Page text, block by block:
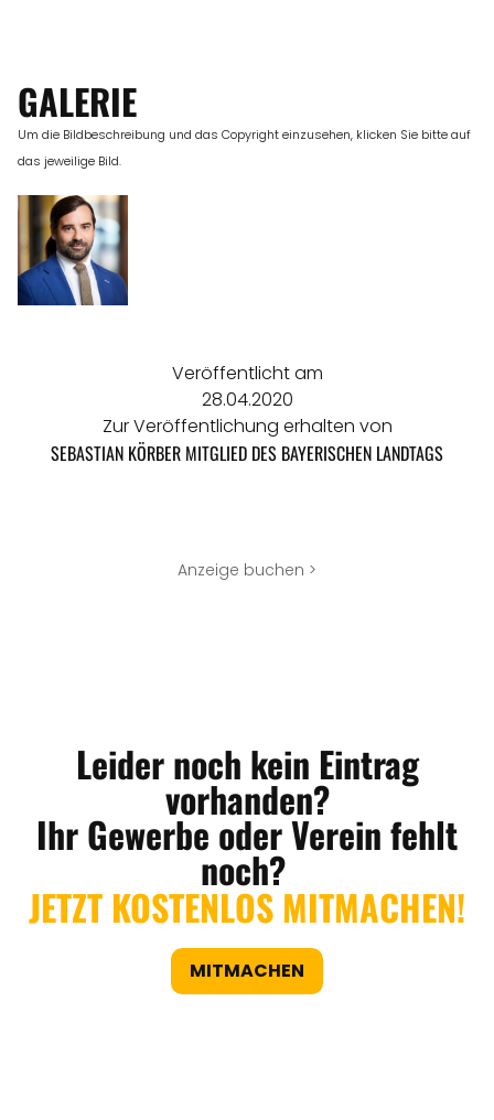
GALERIE
Um die Bildbeschreibung und das Copyright einzusehen, klicken Sie bitte auf
das jeweilige Bild.
Veröffentlicht am
28.04.2020
Zur Veröffentlichung erhalten von
SEBASTIAN KÖRBER MITGLIED DES BAYERISCHEN LANDTAGS
Anzeige buchen >
Leider noch kein Eintrag
vorhanden?
Ihr Gewerbe oder Verein fehlt
noch?
JETZT KOSTENLOS MITMACHEN!
MITMACHEN